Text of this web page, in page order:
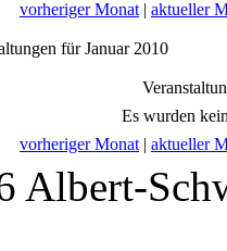
vorheriger Monat | aktueller
für Januar 2010
Es wurden
vorheriger Monat | aktueller
Albert-